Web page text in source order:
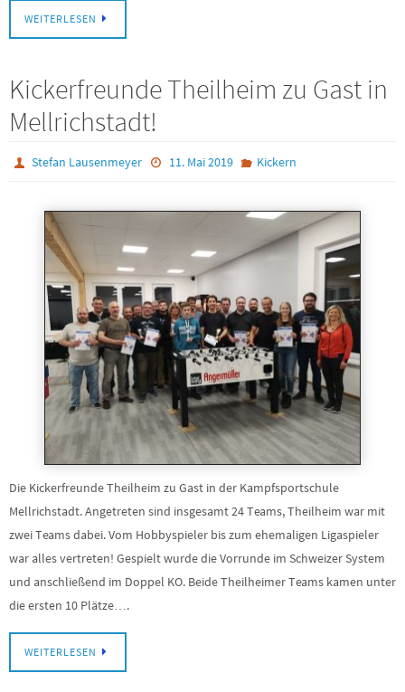
WEITERLESEN
Kickerfreunde Theilheim zu Gast in
Mellrichstadt!
Stefan Lausenmeyer 11. Mai 2019 Kickern
Die Kickerfreunde Theilheim zu Gast in der Kampfsportschule
Mellrichstadt. Angetreten sind insgesamt 24 Teams, Theilheim war mit
zwei Teams dabei. Vom Hobbyspieler bis zum ehemaligen Ligaspieler
war alles vertreten! Gespielt wurde die Vorrunde im Schweizer System
und anschließend im Doppel KO. Beide Theilheimer Teams kamen unter
die ersten 10 Plätze….
WEITERLESEN